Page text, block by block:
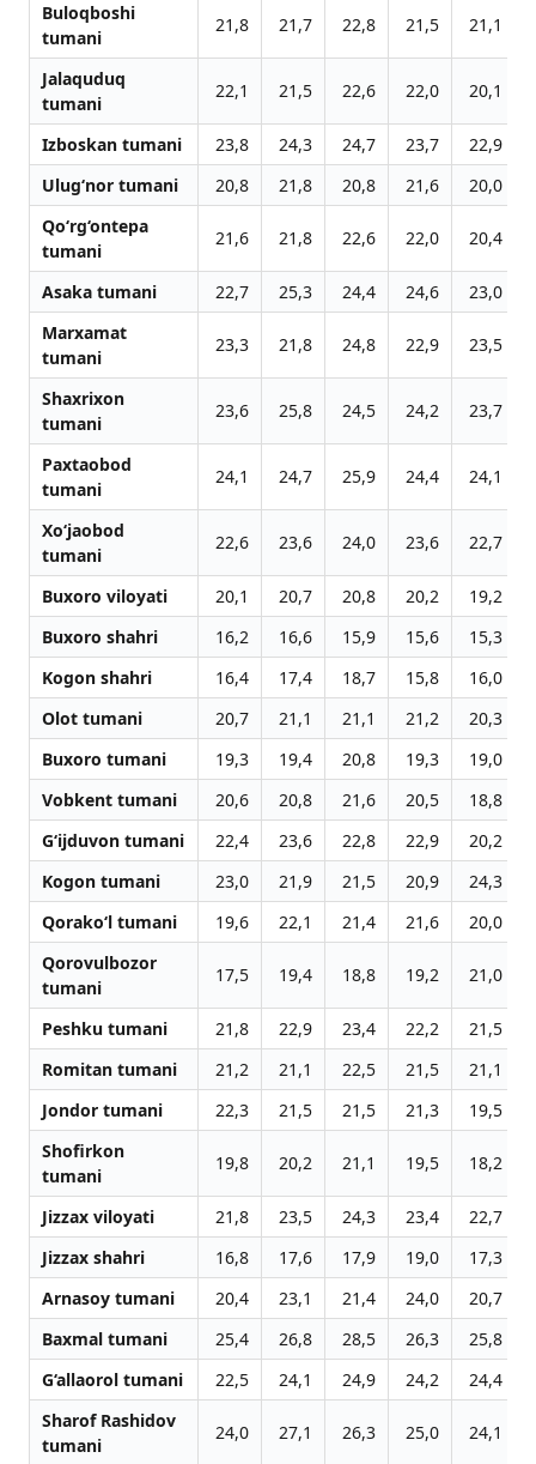
Buloqboshi
tumani
21,8 21,7 22,8 21,5 21,1
Jalaquduq
tumani
22,1 21,5 22,6 22,0 20,1
Izboskan tumani 23,8 24,3 24,7 23,7 22,9
Ulug‘nor tumani
20,8 21,8 20,8 21,6 20,0
Qo‘rg‘ontepa
tumani
21,6 21,8 22,6 22,0 20,4
Asaka tumani 22,7 25,3 24,4 24,6 23,0
Marxamat
tumani
23,3 21,8 24,8 22,9 23,5
Shaxrixon
tumani
23,6 25,8 24,5 24,2 23,7
Paxtaobod
tumani
24,1 24,7 25,9 24,4 24,1
Xo‘jaobod
tumani
22,6 23,6 24,0 23,6 22,7
Buxoro viloyati 20,1 20,7 20,8 20,2 19,2
Buxoro shahri
16,2 16,6 15,9 15,6 15,3
Kogon shahri
16,4 17,4 18,7 15,8 16,0
Olot tumani
20,7 21,1 21,1 21,2 20,3
Buxoro tumani
19,3 19,4 20,8 19,3 19,0
Vobkent tumani
20,6 20,8 21,6 20,5 18,8
G‘ijduvon tumani
22,4 23,6 22,8 22,9 20,2
Kogon tumani
23,0 21,9 21,5 20,9 24,3
Qorako‘l tumani
19,6 22,1 21,4 21,6 20,0
Qorovulbozor
tumani
17,5 19,4 18,8 19,2 21,0
Peshku tumani 21,8 22,9 23,4 22,2 21,5
Romitan tumani
21,2 21,1 22,5 21,5 21,1
Jondor tumani
22,3 21,5 21,5 21,3 19,5
Shofirkon
tumani
19,8 20,2 21,1 19,5 18,2
Jizzax viloyati 21,8 23,5 24,3 23,4 22,7
Jizzax shahri
16,8 17,6 17,9 19,0 17,3
Arnasoy tumani
20,4 23,1 21,4 24,0 20,7
Baxmal tumani
25,4 26,8 28,5 26,3 25,8
G‘allaorol tumani
22,5 24,1 24,9 24,2 24,4
Sharof Rashidov
tumani
24,0 27,1 26,3 25,0 24,1